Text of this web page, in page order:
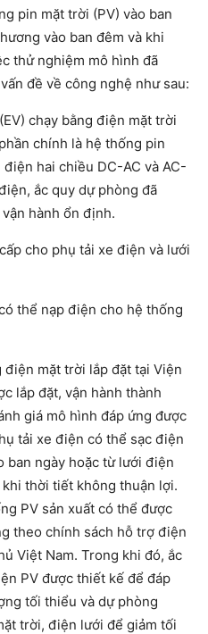
pin mặt trời (PV) vào ban
vào ban đêm và khi
thử nghiệm mô hình đã
đề về công nghệ như sau:
chạy bằng điện mặt trời
chính là hệ thống pin
hai chiều DC-AC và AC-
ắc quy dự phòng đã
hành ổn định.
cho phụ tải xe điện và lưới
thể nạp điện cho hệ thống
mặt trời lắp đặt tại Viện
lắp đặt, vận hành thành
giá mô hình đáp ứng được
tải xe điện có thể sạc điện
ban ngày hoặc từ lưới điện
thời tiết không thuận lợi.
PV sản xuất có thể được
theo chính sách hỗ trợ điện
Việt Nam. Trong khi đó, ắc
PV được thiết kế để đáp
tối thiểu và dự phòng
trời, điện lưới để giảm tối